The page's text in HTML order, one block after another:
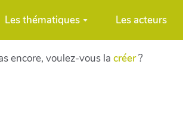
Les thématiques Les acteurs
encore, voulez-vous la créer?